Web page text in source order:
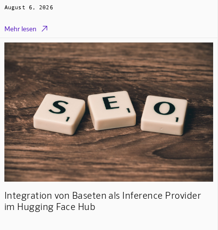
August 6, 2026
Mehr lesen 
Integration von Baseten als Inference Provider
im Hugging Face Hub